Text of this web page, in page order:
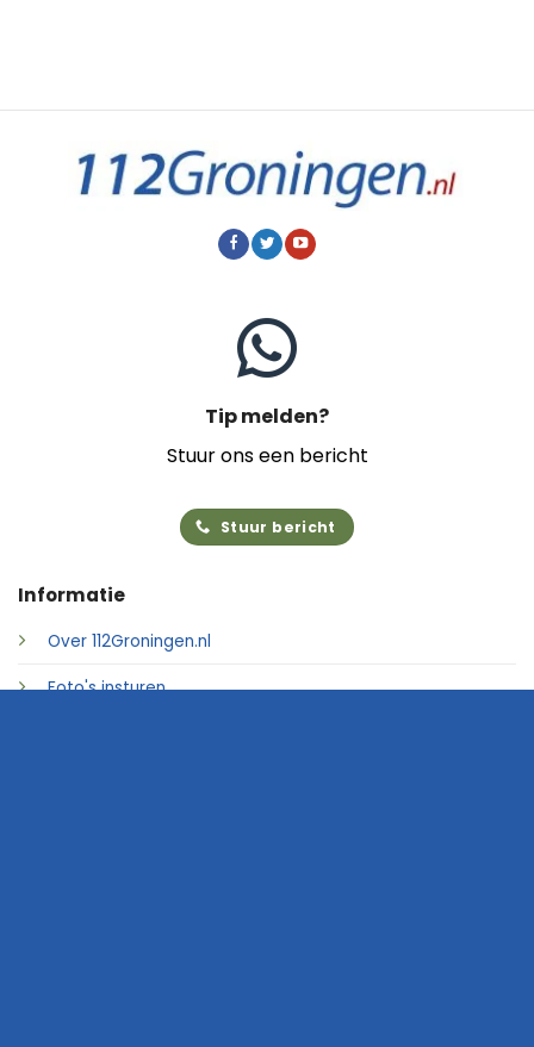
Informatie
Over 112Groningen.nl
Foto's insturen
Tip melden?
Stuur ons een bericht
Stuur bericht